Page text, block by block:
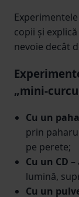
copii și
nevoie decât
„mini-
Cu un
prin
pe perete;
Cu un CD –
lumină,
Cu un